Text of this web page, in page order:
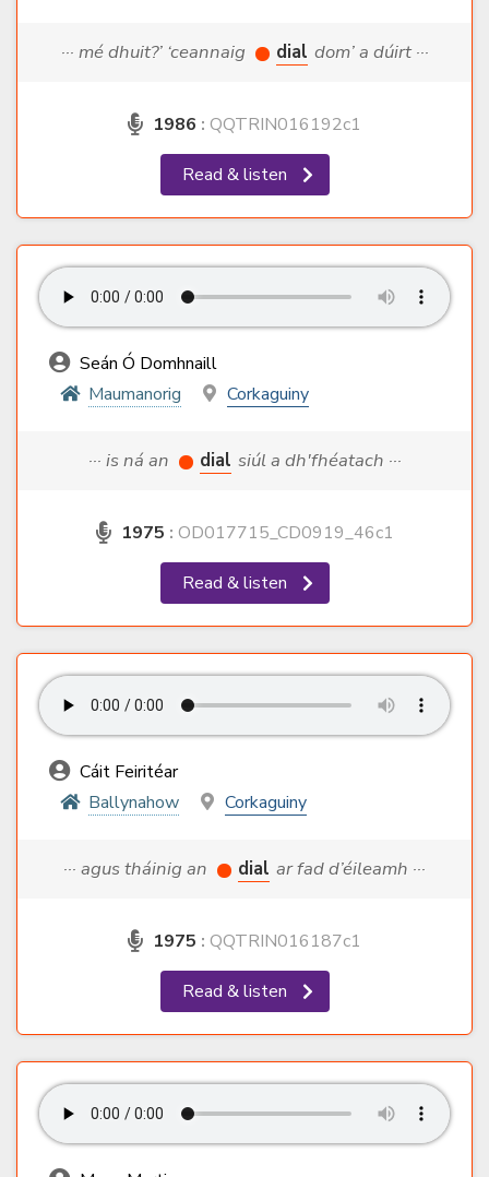
··· mé dhuit?’ ‘ceannaig dial dom’ a dúirt ···
1986 : QQTRIN016192c1
Read & listen
Seán Ó Domhnaill
Maumanorig
Corkaguiny
··· is ná an dial siúl a dh'fhéatach ···
1975 : OD017715_CD0919_46c1
Read & listen
Cáit Feiritéar
Ballynahow
Corkaguiny
··· agus tháinig an dial ar fad d’éileamh ···
1975 : QQTRIN016187c1
Read & listen